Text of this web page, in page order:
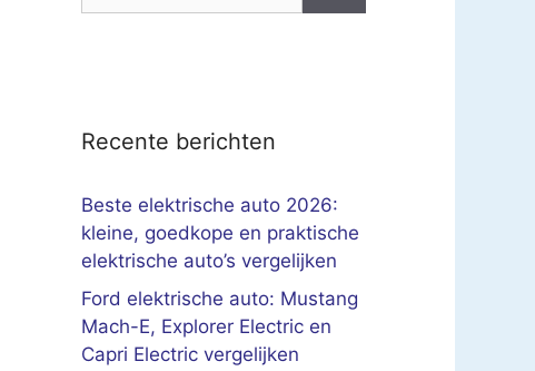
Recente berichten
Beste elektrische auto 2026:
kleine, goedkope en praktische
elektrische auto’s vergelijken
Ford elektrische auto: Mustang
Mach-E, Explorer Electric en
Capri Electric vergelijken